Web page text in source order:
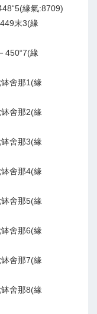
緣氣:8709)
末3(緣
450“7(緣
舍那1(緣
舍那2(緣
舍那3(緣
舍那4(緣
舍那5(緣
舍那6(緣
舍那7(緣
舍那8(緣